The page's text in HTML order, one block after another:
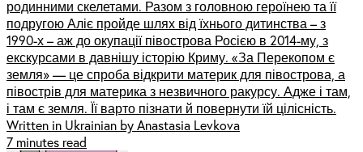
родинними скелетами. Разом з головною героїнею та її
подругою Аліє пройде шлях від їхнього дитинства – з
1990-х – аж до окупації півострова Росією в 2014-му, з
екскурсами в давнішу історію Криму. «За Перекопом є
земля» — це спроба відкрити материк для півострова, а
півострів для материка з незвичного ракурсу. Адже і там,
і там є земля. Її варто пізнати й повернути їй цілісність.
Written in Ukrainian by Anastasia Levkova
7 minutes read